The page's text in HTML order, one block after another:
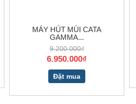
MÁY HÚT MÙI CATA
GAMMA...
9.200.000₫
6.950.000₫
Đặt mua